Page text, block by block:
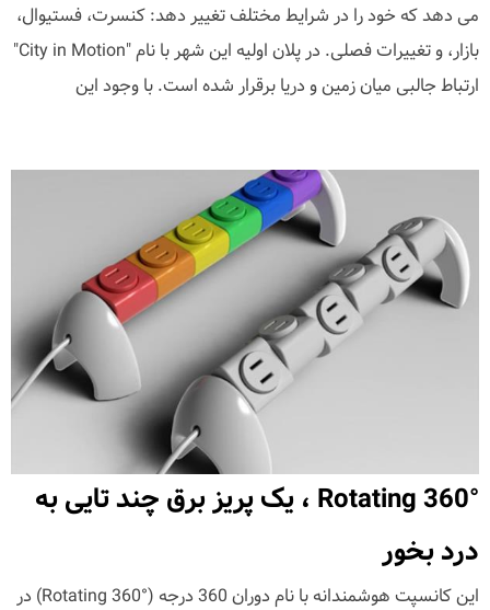
می دهد که خود را در شرایط مختلف تغییر دهد: کنسرت، فستیوال،
بازار، و تغییرات فصلی. در پلان اولیه این شهر با نام "City in Motion"
ارتباط جالبی میان زمین و دریا برقرار شده است. با وجود این
Rotating 360° ، یک پریز برق چند تایی به
درد بخور
این کانسپت هوشمندانه با نام دوران 360 درجه (Rotating 360°) در